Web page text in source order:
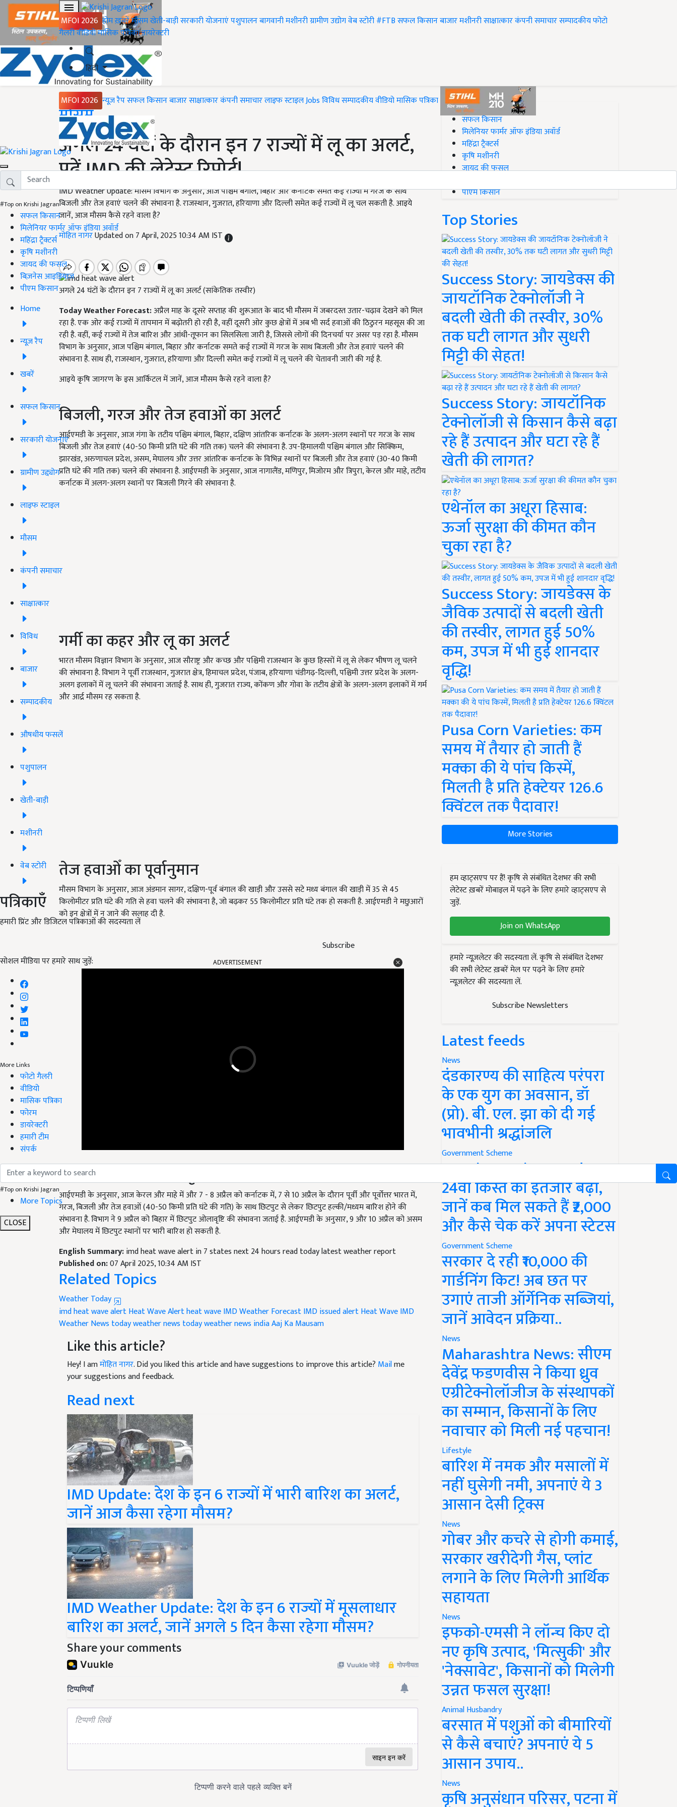
MFOI 2026 होमख़बरेंमौसमखेती-बाड़ीसरकारी योजनाएंपशुपालनबागवानीमशीनरीग्रामीण उद्योगवेब स्टोरी#FTBसफल किसानबाजारमशीनरीसाक्षात्कारकंपनी समाचारसम्पादकीयफोटो
गैलरीवीडियोमासिक पत्रिकाडायरेक्टरी
हिंदी
MFOI 2026 न्यूज़ रैपसफल किसानबाजारसाक्षात्कारकंपनी समाचारलाइफ स्टाइलJobsविविधसम्पादकीयवीडियोमासिक पत्रिका
#Top on Krishi Jagran
सफल किसान
मिलेनियर फार्मर ऑफ इंडिया अवॉर्ड
महिंद्रा ट्रैक्टर्स
कृषि मशीनरी
जायद की फसल
बिज़नेस आइडियाज
पीएम किसान
Home
न्यूज़ रैप
खबरें
सफल किसान
सरकारी योजनाएं
ग्रामीण उद्द्योग
लाइफ स्टाइल
मौसम
कंपनी समाचार
साक्षात्कार
विविध
बाजार
सम्पादकीय
औषधीय फसलें
पशुपालन
खेती-बाड़ी
मशीनरी
वेब स्टोरी
पत्रिकाएँ
हमारी प्रिंट और डिजिटल पत्रिकाओं की सदस्यता लें
Subscribe
सोशल मीडिया पर हमारे साथ जुड़ें:
More Links
फोटो गैलरी
वीडियो
मासिक पत्रिका
फोरम
डायरेक्टरी
हमारी टीम
संपर्क
#Top on Krishi Jagran
More Topics
CLOSE
Home
मौसम
अगले 24 घंटों के दौरान इन 7 राज्यों में लू का अलर्ट,
पढ़ें IMD की लेटेस्ट रिपोर्ट!
IMD Weather Update: मौसम विभाग के अनुसार, आज पश्चिम बंगाल, बिहार और कर्नाटक समते कई राज्यों में गरज के साथ
बिजली और तेज हवाएं चलने की संभावना है. राजस्थान, गुजरात, हरियाणा और दिल्ली समेत कई राज्यों में लू चल सकती है. आइये
जानें, आज मौसम कैसे रहने वाला है?
मोहित नागरUpdated on 7 April, 2025 10:34 AM IST
अगले 24 घंटों के दौरान इन 7 राज्यों में लू का अलर्ट (सांकेतिक तस्वीर)
Today Weather Forecast:अप्रैल माह के दूसरे सप्ताह की शुरूआत के बाद भी मौसम में जबरदस्त उतार-चढ़ाव देखने को मिल
रहा है. एक ओर कई राज्यों में तापमान में बढ़ोतरी हो रही है, वहीं दूसरी ओर कुछ क्षेत्रों में अब भी सर्द हवाओं की ठिठुरन महसूस की जा
रही है. वहीं, कई राज्यों में तेज बारिश और आंधी-तूफान का सिलसिला जारी है, जिससे लोगों की दिनचर्या पर असर पड़ रहा है. मौसम
विभाग के अनुसार, आज पश्चिम बंगाल, बिहार और कर्नाटक समते कई राज्यों में गरज के साथ बिजली और तेज हवाएं चलने की
संभावना है. साथ ही, राजस्थान, गुजरात, हरियाणा और दिल्ली समेत कई राज्यों में लू चलने की चेतावनी जारी की गई है.
आइये कृषि जागरण के इस आर्किटल में जानें, आज मौसम कैसे रहने वाला है?
बिजली, गरज और तेज हवाओं का अलर्ट
आईएमडी के अनुसार, आज गंगा के तटीय पश्चिम बंगाल, बिहार, दक्षिण आंतरिक कर्नाटक के अलग-अलग स्थानों पर गरज के साथ
बिजली और तेज हवाएं (40-50 किमी प्रति घंटे की गति तक) चलने की संभावना है. उप-हिमालयी पश्चिम बंगाल और सिक्किम,
झारखंड, अरुणाचल प्रदेश, असम, मेघालय और उत्तर आंतरिक कर्नाटक के विभिन्न स्थानों पर बिजली और तेज हवाएं (30-40 किमी
प्रति घंटे की गति तक) चलने की संभावना है. आईएमडी के अनुसार, आज नागालैंड, मणिपुर, मिजोरम और त्रिपुरा, केरल और माहे, तटीय
कर्नाटक में अलग-अलग स्थानों पर बिजली गिरने की संभावना है.
गर्मी का कहर और लू का अलर्ट
भारत मौसम विज्ञान विभाग के अनुसार, आज सौराष्ट्र और कच्छ और पश्चिमी राजस्थान के कुछ हिस्सों में लू से लेकर भीषण लू चलने
की संभावना है. विभाग ने पूर्वी राजस्थान, गुजरात क्षेत्र, हिमाचल प्रदेश, पंजाब, हरियाणा चंडीगढ़-दिल्ली, पश्चिमी उत्तर प्रदेश के अलग-
अलग इलाकों में लू चलने की संभावना जताई है. साथ ही, गुजरात राज्य, कोंकण और गोवा के तटीय क्षेत्रों के अलग-अलग इलाकों में गर्म
और आर्द्र मौसम रह सकता है.
तेज हवाओँ का पूर्वानुमान
मौसम विभाग के अनुसार, आज अंडमान सागर, दक्षिण-पूर्व बंगाल की खाड़ी और उससे सटे मध्य बंगाल की खाड़ी में 35 से 45
किलोमीटर प्रति घंटे की गति से हवा चलने की संभावना है, जो बढ़कर 55 किलोमीटर प्रति घंटे तक हो सकती है. आईएमडी ने मछुआरों
को इन क्षेत्रों में न जाने की सलाह दी है.
भारी बारिश और ओलावृष्टि की संभावना
आईएमडी के अनुसार, आज केरल और माहे में और 7 - 8 अप्रैल को कर्नाटक में, 7 से 10 अप्रैल के दौरान पूर्वी और पूर्वोत्तर भारत में,
गरज, बिजली और तेज हवाओं (40-50 किमी प्रति घंटे की गति) के साथ छिटपुट से लेकर छिटपुट हल्की/मध्यम बारिश होने की
संभावना है. विभाग ने 9 अप्रैल को बिहार में छिटपुट ओलावृष्टि की संभावना जताई है. आईएमडी के अनुसार, 9 और 10 अप्रैल को असम
और मेघालय में छिटपुट स्थानों पर भारी बारिश हो सकती है.
English Summary:
Published on:07 April 2025, 10:34 AM IST
Related Topics
Weather Today
imd heat wave alert
Weather News today weather newstoday weather news indiaAaj Ka Mausam
Like this article?
Hey! I amमोहित नागर . Did you liked this article and have suggestions to improve this article?
your suggestions and feedback.
Read next
IMD Update: देश के इन 6 राज्यों में भारी बारिश का अलर्ट,
जानें आज कैसा रहेगा मौसम?
IMD Weather Update: देश के इन 6 राज्यों में मूसलाधार
बारिश का अलर्ट, जानें अगले 5 दिन कैसा रहेगा मौसम?
Share your comments
#Top on Krishi Jagran
सफल किसान
मिलेनियर फार्मर ऑफ इंडिया अवॉर्ड
महिंद्रा ट्रैक्टर्स
कृषि मशीनरी
जायद की फसल
पीएम किसान
Top Stories
Success Story: जायडेक्स की
जायटॉनिक टेक्नोलॉजी ने
बदली खेती की तस्वीर, 30%
तक घटी लागत और सुधरी
मिट्टी की सेहत!
Success Story: जायटॉनिक
टेक्नोलॉजी से किसान कैसे बढ़ा
रहे हैं उत्पादन और घटा रहे हैं
खेती की लागत?
एथेनॉल का अधूरा हिसाब:
ऊर्जा सुरक्षा की कीमत कौन
चुका रहा है?
Success Story: जायडेक्स के
जैविक उत्पादों से बदली खेती
की तस्वीर, लागत हुई 50%
कम, उपज में भी हुई शानदार
वृद्धि!
Pusa Corn Varieties: कम
समय में तैयार हो जाती हैं
मक्का की ये पांच किस्में,
मिलती है प्रति हेक्टेयर 126.6
क्विंटल तक पैदावार!
More Stories
हम व्हाट्सएप पर हैं! कृषि से संबंधित देशभर की सभी
लेटेस्ट ख़बरें मोबाइल में पढ़ने के लिए हमारे व्हाट्सएप से
जुड़ें.
Join on WhatsApp
हमारे न्यूज़लेटर की सदस्यता लें. कृषि से संबंधित देशभर
की सभी लेटेस्ट ख़बरें मेल पर पढ़ने के लिए हमारे
न्यूज़लेटर की सदस्यता लें.
Subscribe Newsletters
Latest feeds
News
दंडकारण्य की साहित्य परंपरा
के एक युग का अवसान, डॉ
(प्रो). बी. एल. झा को दी गई
भावभीनी श्रद्धांजलि
Government Scheme
PM Kisan Yojana Update:
24वीं किस्त का इंतजार बढ़ा,
जानें कब मिल सकते हैं ₹2,000
और कैसे चेक करें अपना स्टेटस
Government Scheme
सरकार दे रही ₹10,000 की
गार्डनिंग किट! अब छत पर
उगाएं ताजी ऑर्गेनिक सब्जियां,
जानें आवेदन प्रक्रिया..
News
Maharashtra News: सीएम
देवेंद्र फडणवीस ने किया ध्रुव
एग्रीटेक्नोलॉजीज के संस्थापकों
का सम्मान, किसानों के लिए
नवाचार को मिली नई पहचान!
Lifestyle
बारिश में नमक और मसालों में
नहीं घुसेगी नमी, अपनाएं ये 3
आसान देसी ट्रिक्स
News
गोबर और कचरे से होगी कमाई,
सरकार खरीदेगी गैस, प्लांट
लगाने के लिए मिलेगी आर्थिक
सहायता
News
इफको-एमसी ने लॉन्च किए दो
नए कृषि उत्पाद, 'मित्सुकी' और
'नेक्सावेट', किसानों को मिलेगी
उन्नत फसल सुरक्षा!
Animal Husbandry
बरसात में पशुओं को बीमारियों
से कैसे बचाएं? अपनाएं ये 5
आसान उपाय..
News
कृषि अनुसंधान परिसर, पटना में